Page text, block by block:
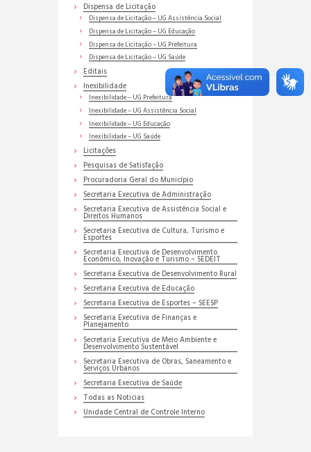
Dispensa de Licitação
Dispensa de Licitação – UG Assistência Social
Dispensa de Licitação – UG Educação
Dispensa de Licitação – UG Prefeitura
Dispensa de Licitação – UG Saúde
Editais
Inexibilidade
Inexibilidade – UG Prefeitura
Inexibilidade – UG Assistência Social
Inexibilidade – UG Educação
Inexibilidade – UG Saúde
Licitações
Pesquisas de Satisfação
Procuradoria Geral do Município
Secretaria Executiva de Administração
Secretaria Executiva de Assistência Social e
Direitos Humanos
Secretaria Executiva de Cultura, Turismo e
Esportes
Secretaria Executiva de Desenvolvimento
Econômico, Inovação e Turismo – SEDEIT
Secretaria Executiva de Desenvolvimento Rural
Secretaria Executiva de Educação
Secretaria Executiva de Esportes – SEESP
Secretaria Executiva de Finanças e
Planejamento
Secretaria Executiva de Meio Ambiente e
Desenvolvimento Sustentável
Secretaria Executiva de Obras, Saneamento e
Serviços Urbanos
Secretaria Executiva de Saúde
Todas as Noticias
Unidade Central de Controle Interno